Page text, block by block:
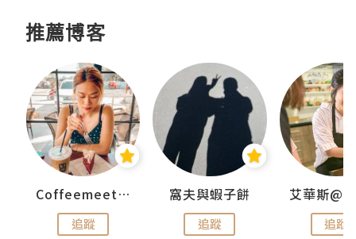
推薦博客
Coffeemeetjojo
追蹤
窩夫與蝦子餅
追蹤 追蹤